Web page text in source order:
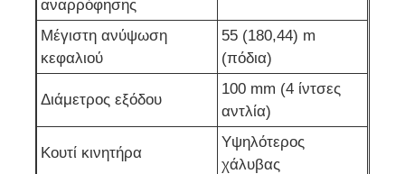
αναρρόφησης
Μέγιστη ανύψωση
κεφαλιού
55 (180,44) m
(πόδια)
Διάμετρος εξόδου
100 mm (4 ίντσες
αντλία)
Κουτί κινητήρα
Υψηλότερος
χάλυβας